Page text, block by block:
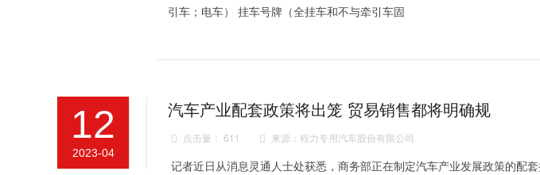
引车；电车） 挂车号牌（全挂车和不与牵引车固
12
2023-04
汽车产业配套政策将出笼 贸易销售都将明确规
 点击量： 611  来源：程力专用汽车股份有限公司
记者近日从消息灵通人士处获悉，商务部正在制定汽车产业发展政策的配